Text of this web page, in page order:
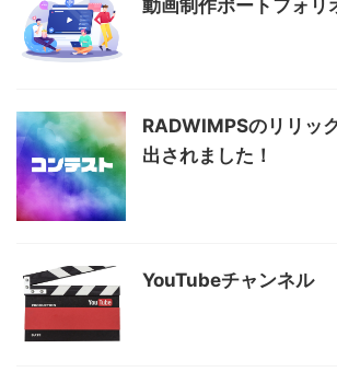
動画制作ポートフォリ
RADWIMPSのリリッ
出されました！
YouTubeチャンネル